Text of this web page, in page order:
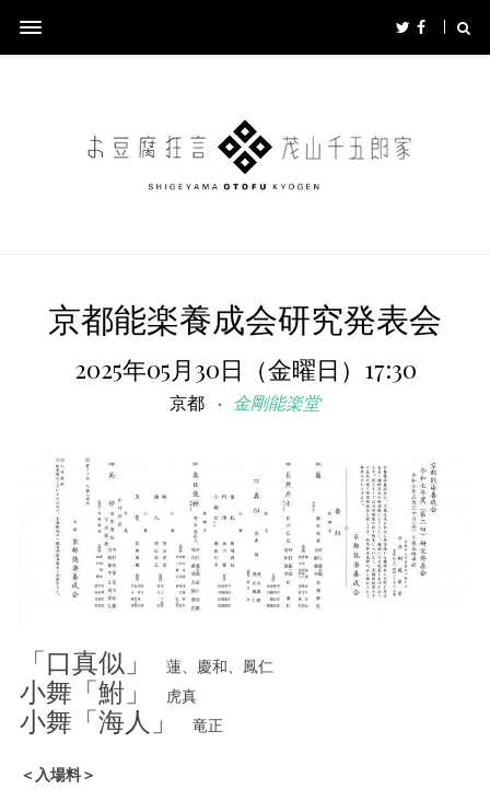
京都能楽養成会研究発表会
2025年05月30日（金曜日）17:30
京都 金剛能楽堂
「口真似」 蓮、慶和、鳳仁
小舞「鮒」 虎真
小舞「海人」 竜正
＜入場料＞